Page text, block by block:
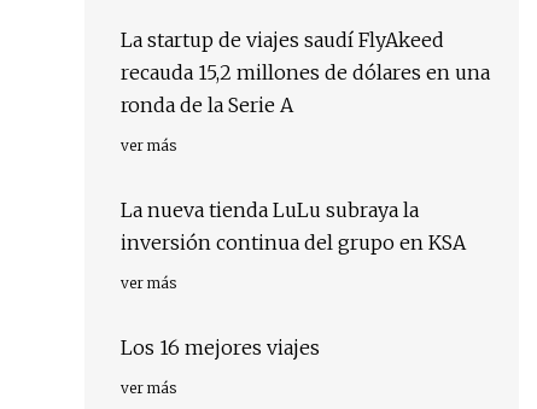
La startup de viajes saudí FlyAkeed
recauda 15,2 millones de dólares en una
ronda de la Serie A
ver más
La nueva tienda LuLu subraya la
inversión continua del grupo en KSA
ver más
Los 16 mejores viajes
ver más